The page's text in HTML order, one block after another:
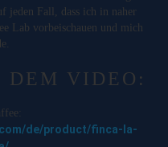
jeden Fall, dass ich in naher
Lab vorbeischauen und mich
DEM VIDEO:
de/product/finca-la-